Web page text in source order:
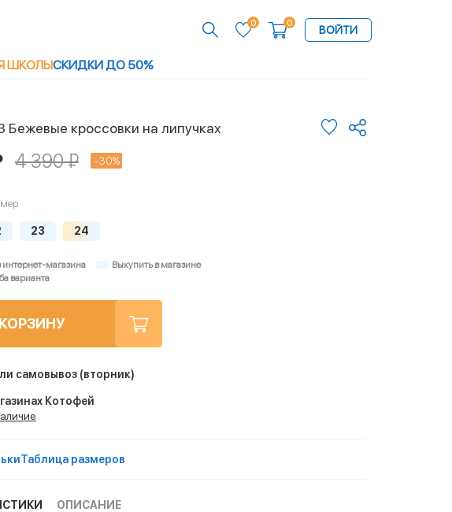
0 0
ВОЙТИ
ШКОЛЫСКИДКИ ДО 50%
Бежевые кроссовки на липучках
4 390 ₽ -30%
23 24
интернет-магазина
Выкупить в магазине
варианта
самовывоз (вторник)
Котофей
Таблица размеров
ОПИСАНИЕ